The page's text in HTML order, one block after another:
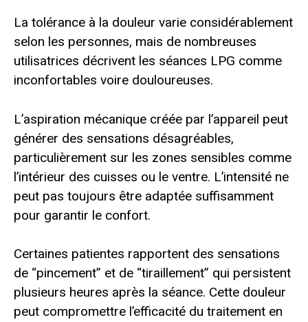
La tolérance à la douleur varie considérablement
selon les personnes, mais de nombreuses
utilisatrices décrivent les séances LPG comme
inconfortables voire douloureuses.
L’aspiration mécanique créée par l’appareil peut
générer des sensations désagréables,
particulièrement sur les zones sensibles comme
l’intérieur des cuisses ou le ventre. L’intensité ne
peut pas toujours être adaptée suffisamment
pour garantir le confort.
Certaines patientes rapportent des sensations
de “pincement” et de “tiraillement” qui persistent
plusieurs heures après la séance. Cette douleur
peut compromettre l’efficacité du traitement en